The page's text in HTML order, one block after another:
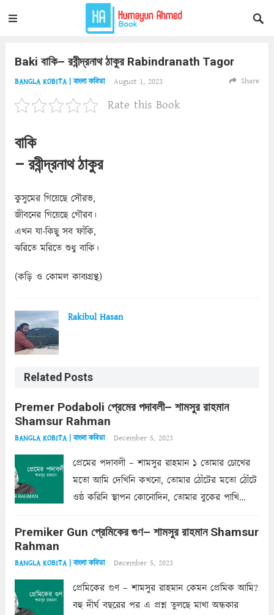
Baki বাকি– রবীন্দ্রনাথ ঠাকুর Rabindranath Tagor
BANGLA KOBITA | বাংলা কবিতা August 1, 2023 Share
Rate this Book
বাকি
– রবীন্দ্রনাথ ঠাকুর
কুসুমের গিয়েছে সৌরভ,
জীবনের গিয়েছে গৌরব।
এখন যা-কিছু সব ফাঁকি,
ঝরিতে মরিতে শুধু বাকি।
(কড়ি ও কোমল কাব্যগ্রন্থ)
Rakibul Hasan
Related Posts
Premer Podaboli প্রেমের পদাবলী– শামসুর রাহমান
Shamsur Rahman
BANGLA KOBITA | বাংলা কবিতা December 5, 2023
প্রেমের পদাবলী – শামসুর রাহমান ১ তোমার চোখের
মতো আমি দেখিনি কখনো, তোমার ঠোঁটের মতো ঠোঁটে
ওষ্ঠ করিনি স্থাপন কোনোদিন, তোমার বুকের পাখি
কোথাও কি এরকম ছায়া দেয় ক্লান্তির প্রহরে? মুছে
Premiker Gun প্রেমিকের গুণ– শামসুর রাহমান Shamsur
Rahman
BANGLA KOBITA | বাংলা কবিতা December 5, 2023
প্রেমিকের গুণ – শামসুর রাহমান কেমন প্রেমিক আমি?
বহু দীর্ঘ বছরের পর এ প্রশ্ন তুলছে মাখা অন্ধকার